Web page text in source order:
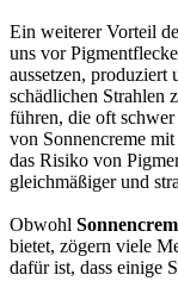
Ein weiterer Vorteil
uns vor
aussetzen, produziert
schädlichen Strahlen
führen, die oft
von Sonnencreme
das Risiko von
gleichmäßiger und
Obwohl
bietet, zögern viele
dafür ist, dass einige